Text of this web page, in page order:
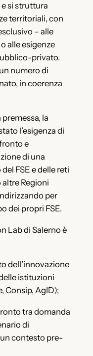
si struttura
territoriali, con
– alle
alle esigenze
privato.
numero di
in coerenza
la
l’esigenza di
e
di una
FSE e delle reti
Regioni
per
dei propri FSE.
Lab di Salerno è
dell’innovazione
istituzioni
Consip, AgID);
tra domanda
di
contesto pre-